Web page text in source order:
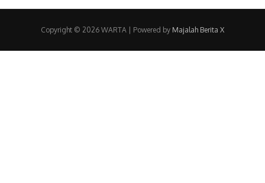
Copyright © 2026 WARTA | Powered by Majalah Berita X